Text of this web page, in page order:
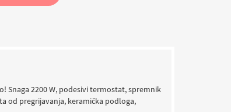
Snaga 2200 W, podesivi termostat, spremnik
od pregrijavanja, keramička podloga,